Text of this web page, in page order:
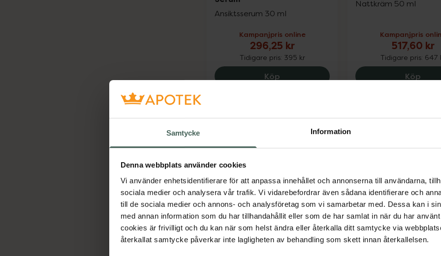
Samtycke Information
Denna webbplats använder cookies
Vi använder enhetsidentifierare för att anpassa innehållet och annonserna till användarna,
sociala medier och analysera vår trafik. Vi vidarebefordrar även sådana identifierare och
till de sociala medier och annons- och analysföretag som vi samarbetar med. Dessa kan i
med annan information som du har tillhandahållit eller som de har samlat in när du har
cookies är frivilligt och du kan när som helst ändra eller återkalla ditt samtycke via
återkallat samtycke påverkar inte lagligheten av behandling som skett innan återkallelsen.
Ansiktsserum 30 ml
Kampanjpris online
296,25 kr
Tidigare pris: 395 kr
Köp Eucerin Anti-Pigment Dual Serum, 296.25
Nattkräm 50 ml
Kampanjpris
517,60 kr
Tidigare pris: 647
Köp
4.2 av 5 i omdöme
Kronans Apotek
Ansiktsvatten Torr &
Normal hy
Ansiktsvatten Oparfymerad,
4.5 av 5 i omdöme
Eucerin Anti-
Care
Nattkräm 50 ml